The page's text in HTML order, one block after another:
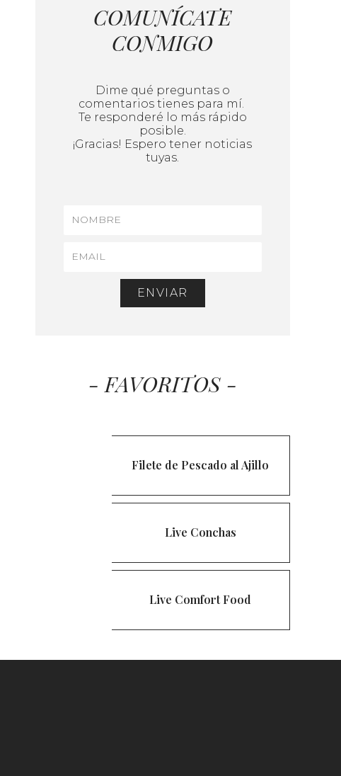
COMUNÍCATE
CONMIGO
Dime qué preguntas o
comentarios tienes para mí.
Te responderé lo más rápido
posible.
¡Gracias! Espero tener noticias
tuyas.
ENVIAR
- FAVORITOS -
Filete de Pescado al Ajillo
Live Conchas
Live Comfort Food